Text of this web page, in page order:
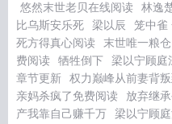
悠然末世老贝在线阅读
林逸
比乌斯安乐死
梁以辰 笼中雀
死方得真心阅读
末世唯一粮仓
费阅读
牺牲倒下 梁以宁顾庭
章节更新
权力巅峰从前妻背
亲妈杀疯了免费阅读
放弃继
产我靠自己赚千万
梁以宁顾